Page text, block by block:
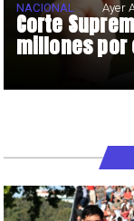
Corte
millones por
NACIONAL Ayer